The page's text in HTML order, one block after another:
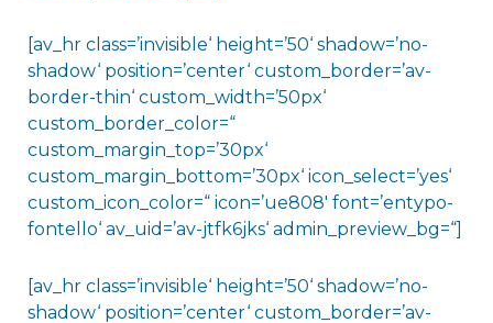
[av_hr class=’invisible‘ height=’50‘ shadow=’no-
shadow‘ position=’center‘ custom_border=’av-
border-thin‘ custom_width=’50px‘
custom_border_color=“
custom_margin_top=’30px‘
custom_margin_bottom=’30px‘ icon_select=’yes‘
custom_icon_color=“ icon=’ue808′ font=’entypo-
fontello‘ av_uid=’av-jtfk6jks‘ admin_preview_bg=“]
[av_hr class=’invisible‘ height=’50‘ shadow=’no-
shadow‘ position=’center‘ custom_border=’av-